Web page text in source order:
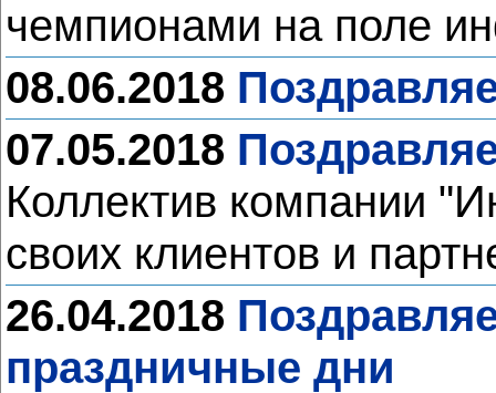
чемпионами на поле
08.06.2018
07.05.2018
Коллектив компании
своих клиентов и
26.04.2018
праздничные дни